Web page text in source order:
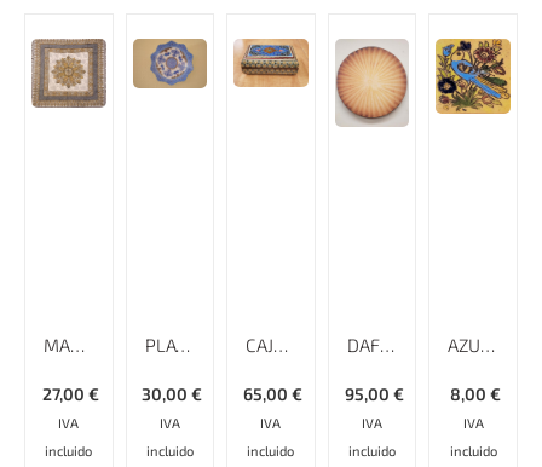
MANTEL DE ALGODÓN ESTAMPADO A MANO,100 CM X 100 CM, GHALAMKAR
€
27,00
IVA
incluido
PLATO ESMALTADO LISO MINAKARI
€
30,00
IVA
incluido
CAJA KHATAMKARI – 16 CM
€
65,00
IVA
incluido
DAF CON AROS DENTRO 53CM,INSTRUMENTO MUSICAL
€
95,00
IVA
incluido
AZULEJO ELEMENTOS ANTIGUOS – 10×10 CM
€
8,00
IVA
incluido